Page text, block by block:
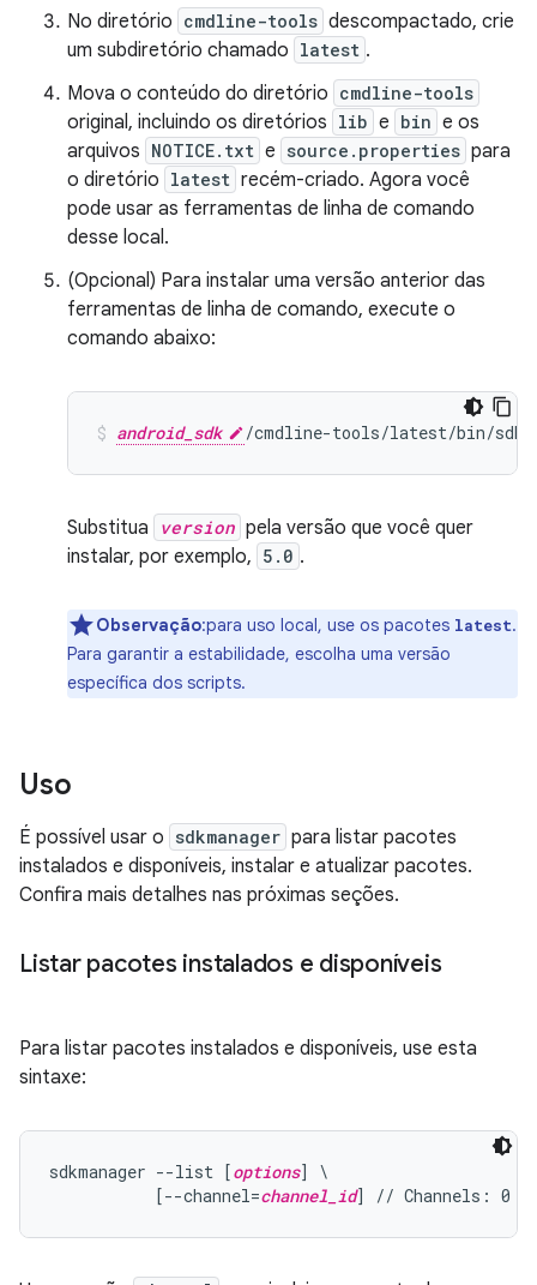
No diretório cmdline-tools descompactado, crie
um subdiretório chamado latest .
Mova o conteúdo do diretório cmdline-tools
original, incluindo os diretórios lib e bin e os
arquivos NOTICE.txt e source.properties para
o diretório latest recém-criado. Agora você
pode usar as ferramentas de linha de comando
desse local.
(Opcional) Para instalar uma versão anterior das
ferramentas de linha de comando, execute o
comando abaixo:
android_sdk /cmdline-tools/latest/bin/
Substitua version pela versão que você quer
instalar, por exemplo, 5.0 .
Observação:para uso local, use os pacotes latest.
Para garantir a estabilidade, escolha uma versão
específica dos scripts.
Uso
É possível usar o sdkmanager para listar pacotes
instalados e disponíveis, instalar e atualizar pacotes.
Confira mais detalhes nas próximas seções.
Listar pacotes instalados e disponíveis
Para listar pacotes instalados e disponíveis, use esta
sintaxe:
sdkmanager --list [options] \
           [--channel=
channel_id